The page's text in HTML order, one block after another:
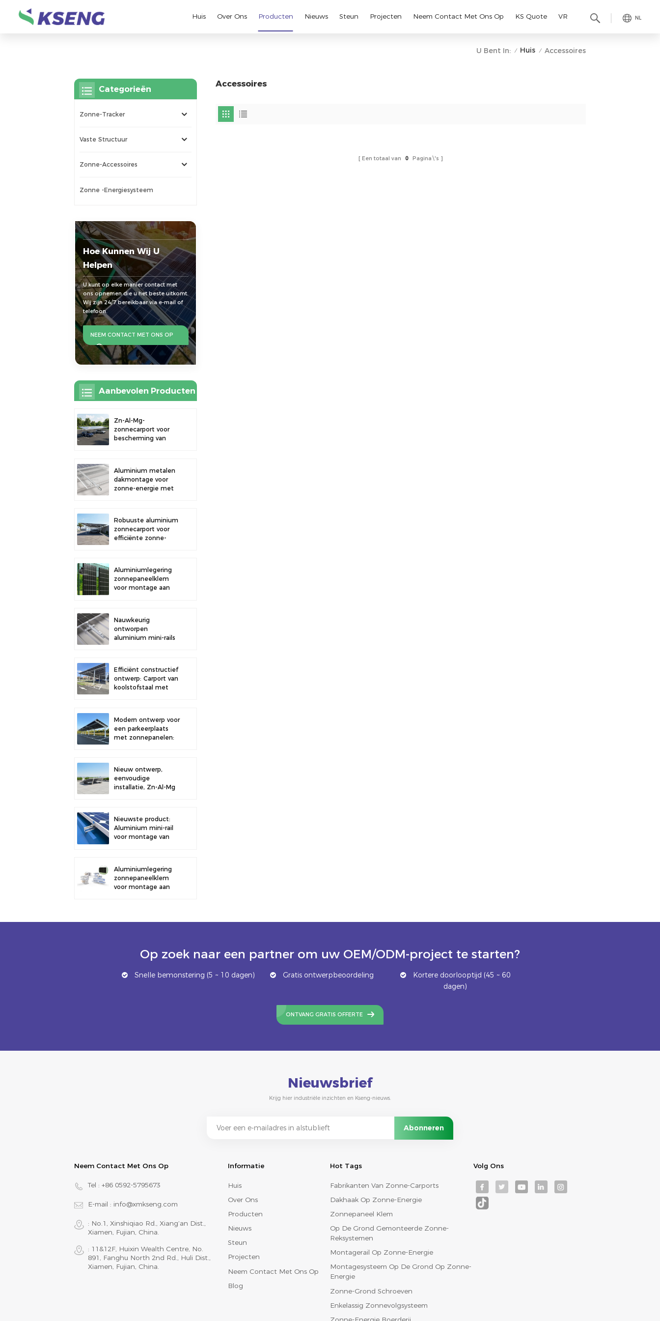
NL
Huis Over Ons Producten Nieuws Steun Projecten Neem Contact Met Ons Op KS Quote VR
U Bent In: / Huis / Accessoires
Accessoires
Een totaal van 0 Pagina\'s
Categorieën
Zonne-Tracker
Vaste Structuur
Zonne-Accessoires
Zonne -energiesysteem
Hoe Kunnen Wij U
Helpen
U kunt op elke manier contact met
ons opnemen die u het beste uitkomt.
Wij zijn 24/7 bereikbaar via e-mail of
telefoon.
NEEM CONTACT MET ONS OP
Aanbevolen Producten
Zn-Al-Mg-
zonnecarport voor
bescherming van
Aluminium metalen
dakmontage voor
zonne-energie met
Robuuste aluminium
zonnecarport voor
efficiënte zonne-
Aluminiumlegering
zonnepaneelklem
voor montage aan
Nauwkeurig
ontworpen
aluminium mini-rails
stabiliteit.
Efficiënt constructief
ontwerp: Carport van
koolstofstaal met
efficiëntie.
Modern ontwerp voor
een parkeerplaats
met zonnepanelen:
een
montagesysteem
voor zonnepanelen.
Nieuw ontwerp,
eenvoudige
installatie, Zn-Al-Mg
Nieuwste product:
Aluminium mini-rail
voor montage van
Aluminiumlegering
zonnepaneelklem
voor montage aan
Op zoek naar een partner om uw OEM/ODM-project te starten?
Snelle bemonstering (5 ~ 10 dagen) Gratis ontwerpbeoordeling
Kortere doorlooptijd (45 ~ 60
dagen)
ONTVANG GRATIS OFFERTE
Nieuwsbrief
Krijg hier industriële inzichten en Kseng-nieuws.
Neem Contact Met Ons Op
Tel : +86 0592-5795673
E-mail : info@xmkseng.com
: No.1, Xinshiqiao Rd., Xiang‘an Dist.,
Xiamen, Fujian, China.
: 11&12F, Huixin Wealth Centre, No.
891, Fanghu North 2nd Rd., Huli Dist.,
Xiamen, Fujian, China.
Informatie
Huis
Over Ons
Producten
Nieuws
Steun
Projecten
Neem Contact Met Ons Op
Blog
Hot Tags
Fabrikanten Van Zonne-Carports
Dakhaak Op Zonne-Energie
Zonnepaneel Klem
Op De Grond Gemonteerde Zonne-
Reksystemen
Montagerail Op Zonne-Energie
Montagesysteem Op De Grond Op Zonne-
Energie
Zonne-Grond Schroeven
Enkelassig Zonnevolgsysteem
Zonne-Energie Boerderij
Volg Ons